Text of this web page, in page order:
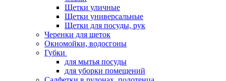
Щетки уличные
Щетки универсальные
Щетки для посуды, рук
Черенки для щеток
Окномойки, водосгоны
Губки
для мытья посуды
для уборки помещений